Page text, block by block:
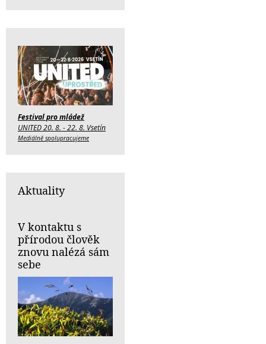
Festival pro mládež
UNITED 20. 8. - 22. 8. Vsetín
Mediálně spolupracujeme
Aktuality
V kontaktu s
přírodou člověk
znovu nalézá sám
sebe